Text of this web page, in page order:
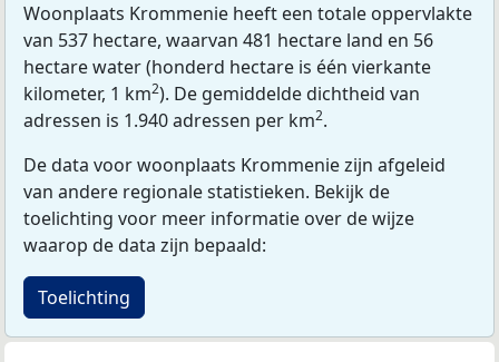
Woonplaats Krommenie heeft een totale oppervlakte
van 537 hectare, waarvan 481 hectare land en 56
hectare water (honderd hectare is één vierkante
kilometer, 1 km2). De gemiddelde dichtheid van
adressen is 1.940 adressen per km2.
De data voor woonplaats Krommenie zijn afgeleid
van andere regionale statistieken. Bekijk de
toelichting voor meer informatie over de wijze
waarop de data zijn bepaald:
Toelichting